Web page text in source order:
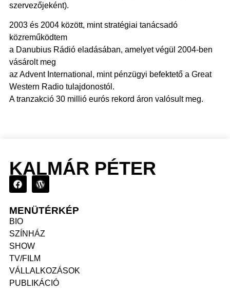
szervezőjeként).
2003 és 2004 között, mint stratégiai tanácsadó
közreműködtem
a Danubius Rádió eladásában, amelyet végül 2004-ben
vásárolt meg
az Advent International, mint pénzügyi befektető a Great
Western Radio tulajdonostól.
A tranzakció 30 millió eurós rekord áron valósult meg.
KALMÁR PÉTER
MENÜTÉRKÉP
BIO
SZÍNHÁZ
SHOW
TV/FILM
VÁLLALKOZÁSOK
PUBLIKÁCIÓ